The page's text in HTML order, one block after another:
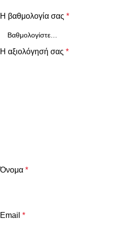
Η βαθμολογία σας *
Η αξιολόγησή σας *
Όνομα *
Email *